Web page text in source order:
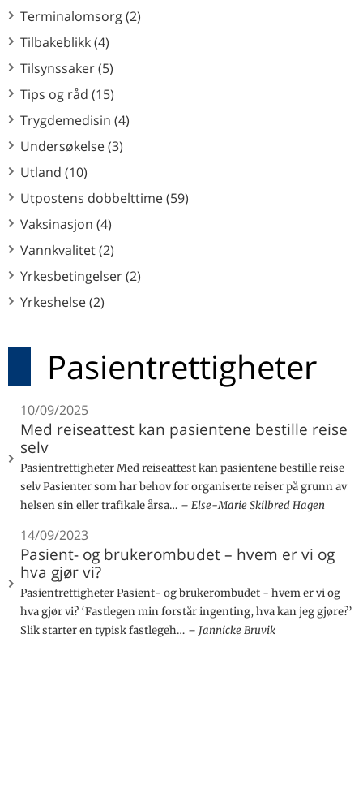
Terminalomsorg (2)
Tilbakeblikk (4)
Tilsynssaker (5)
Tips og råd (15)
Trygdemedisin (4)
Undersøkelse (3)
Utland (10)
Utpostens dobbelttime (59)
Vaksinasjon (4)
Vannkvalitet (2)
Yrkesbetingelser (2)
Yrkeshelse (2)
Pasientrettigheter
10/09/2025
Med reiseattest kan pasientene bestille reise
selv
Pasientrettigheter Med reiseattest kan pasientene bestille reise
selv Pasienter som har behov for organiserte reiser på grunn av
helsen sin eller trafikale årsa…
Else-Marie Skilbred Hagen
14/09/2023
Pasient- og brukerombudet – hvem er vi og
hva gjør vi?
Pasientrettigheter Pasient- og brukerombudet - hvem er vi og
hva gjør vi? ‘Fastlegen min forstår ingenting, hva kan jeg gjøre?’
Slik starter en typisk fastlegeh…
Jannicke Bruvik